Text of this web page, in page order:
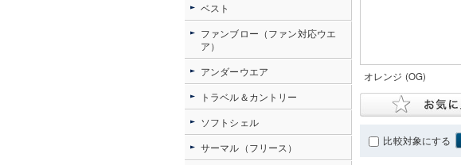
オレンジ (OG)
比較対象にする
ベスト
ファンブロー（ファン対応ウエ
ア）
アンダーウエア
トラベル＆カントリー
ソフトシェル
サーマル（フリース）